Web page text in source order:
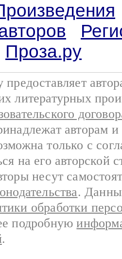
Проза.ру
литературных
авторам
только с
на его авторской
несут
.
обработки
подробную
.